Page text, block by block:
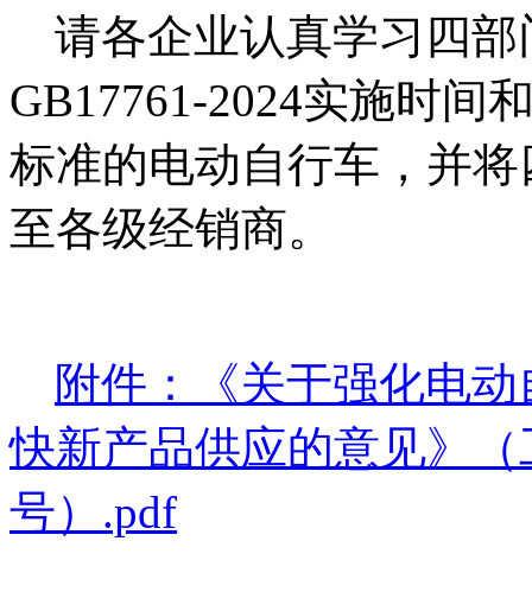
请各企业认真学习四
GB17761-2024实施时间
标准的电动自行车，并
至各级经销商。
附件：《关于强化电
快新产品供应的意见》
号）.pdf